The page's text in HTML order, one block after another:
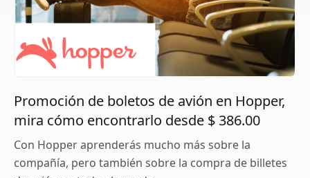
Promoción de boletos de avión en Hopper,
mira cómo encontrarlo desde $ 386.00
Con Hopper aprenderás mucho más sobre la
compañía, pero también sobre la compra de billetes